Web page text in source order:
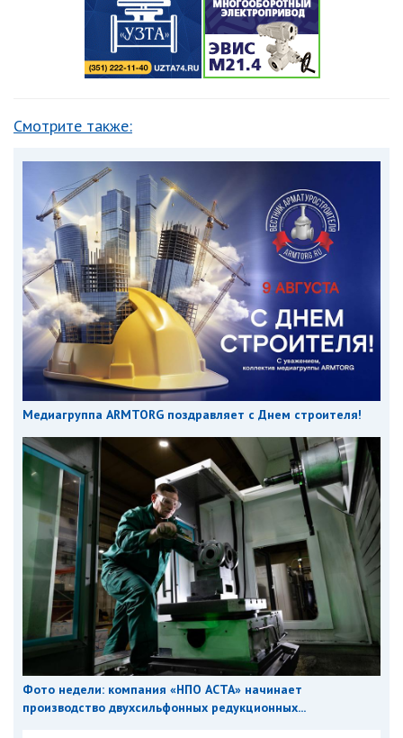
Смотрите также:
Медиагруппа ARMTORG поздравляет с Днем строителя!
Фото недели: компания «НПО АСТА» начинает
производство двухсильфонных редукционных...